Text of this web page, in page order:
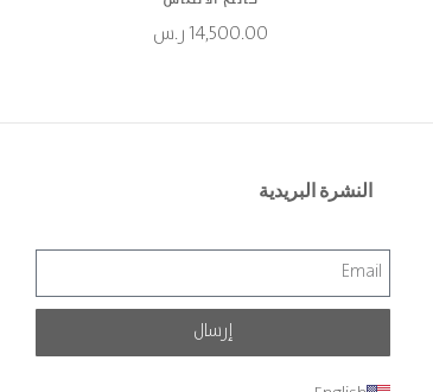
14,500.00ر.س
النشرة البريدية
إرسال